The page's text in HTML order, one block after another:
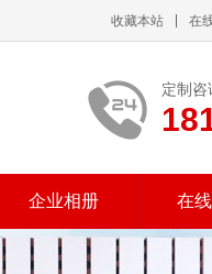
收藏本站 在
定制咨
企业相册 在